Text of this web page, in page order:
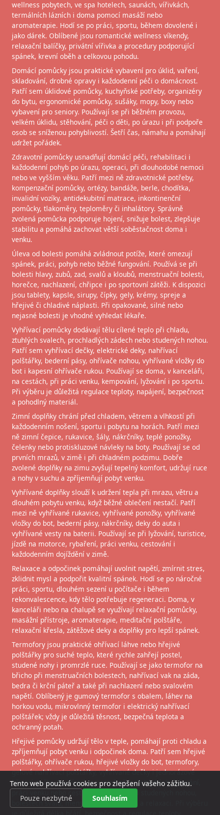
wellness pobytech, ve spa hotelech, saunách, vířivkách,
termálních lázních i doma pomocí masáží nebo
aromaterapie. Hodí se po práci, sportu, během dovolené i
jako dárek. Oblíbené jsou romantické wellness víkendy,
relaxační balíčky, privátní vířivka a procedury podporující
spánek, krevní oběh a celkovou pohodu.
Domácí pomůcky jsou praktické vybavení pro úklid, vaření,
skladování, drobné opravy i každodenní péči o domácnost.
Patří sem úklidové pomůcky, kuchyňské potřeby, organizéry
do bytu, ergonomické pomůcky, sušáky, mopy, boxy nebo
vybavení pro seniory. Používají se při běžném provozu,
velkém úklidu, stěhování, péči o děti, po úrazu i při podpoře
osob se sníženou pohyblivostí. Šetří čas, námahu a pomáhají
udržet pořádek.
Zdravotní pomůcky usnadňují domácí péči, rehabilitaci i
každodenní pohyb po úrazu, operaci, při dlouhodobé nemoci
nebo ve vyšším věku. Patří mezi ně zdravotnické potřeby,
kompenzační pomůcky, ortézy, bandáže, berle, chodítka,
invalidní vozíky, antidekubitní matrace, inkontinenční
pomůcky, tlakoměry, teploměry či inhalátory. Správně
zvolená pomůcka podporuje hojení, snižuje bolest, zlepšuje
stabilitu a pomáhá zachovat větší soběstačnost doma i
venku.
Úleva od bolesti pomáhá zvládnout potíže, které omezují
spánek, práci, pohyb nebo běžné fungování. Používá se při
bolesti hlavy, zubů, zad, svalů a kloubů, menstruační bolesti,
horečce, nachlazení, chřipce i po sportovní zátěži. K dispozici
jsou tablety, kapsle, sirupy, čípky, gely, krémy, spreje a
hřejivé či chladivé náplasti. Při opakované, silné nebo
nejasné bolesti je vhodné vyhledat lékaře.
Vyhřívací pomůcky dodávají tělu cílené teplo při chladu,
ztuhlých svalech, prochladlých zádech nebo studených nohou.
Patří sem vyhřívací dečky, elektrické deky, nahřívací
polštářky, bederní pásy, ohřívače nohou, vyhřívané vložky do
bot i kapesní ohřívače rukou. Používají se doma, v kanceláři,
na cestách, při práci venku, kempování, lyžování i po sportu.
Při výběru je důležitá regulace teploty, napájení, bezpečnost
a pohodlný materiál.
Zimní doplňky chrání před chladem, větrem a vlhkostí při
každodenním nošení, sportu i pobytu na horách. Patří mezi
ně zimní čepice, rukavice, šály, nákrčníky, teplé ponožky,
čelenky nebo protiskluzové návleky na boty. Používají se od
prvních mrazů, v zimě i při chladném podzimu. Dobře
zvolené doplňky na zimu zvyšují tepelný komfort, udržují ruce
a nohy v suchu a zpříjemňují pobyt venku.
Vyhřívané doplňky slouží k udržení tepla při mrazu, větru a
dlouhém pobytu venku, když běžné oblečení nestačí. Patří
mezi ně vyhřívané rukavice, vyhřívané ponožky, vyhřívané
vložky do bot, bederní pásy, nákrčníky, deky do auta i
vyhřívané vesty na baterii. Používají se při lyžování, turistice,
jízdě na motorce, rybaření, práci venku, cestování i
každodenním dojíždění v zimě.
Relaxace a odpočinek pomáhají uvolnit napětí, zmírnit stres,
zklidnit mysl a podpořit kvalitní spánek. Hodí se po náročné
práci, sportu, dlouhém sezení u počítače i během
rekonvalescence, kdy tělo potřebuje regeneraci. Doma, v
kanceláři nebo na chalupě se využívají relaxační pomůcky,
masážní přístroje, aromaterapie, meditační polštáře,
relaxační křesla, zátěžové deky a doplňky pro lepší spánek.
Termofory jsou praktické ohřívací láhve nebo hřejivé
polštářky pro suché teplo, které rychle zahřejí postel,
studené nohy i promrzlé ruce. Používají se jako termofor na
břicho při menstruačních bolestech, nahřívací vak na záda,
bedra či krční páteř a také při nachlazení nebo svalovém
napětí. Oblíbený je gumový termofor s obalem, láhev na
horkou vodu, mikrovlnný termofor i elektrický nahřívací
polštářek; vždy je důležitá těsnost, bezpečná teplota a
ochranný potah.
Hřejivé pomůcky udržují tělo v teple, pomáhají proti chladu a
zpříjemňují pobyt venku i odpočinek doma. Patří sem hřejivé
polštářky, ohřívače rukou, hřejivé vložky do bot, termofory,
gelové nahřívací polštářky, vyhřívané dečky i jednorázové
hřejivé sáčky. Používají se v zimě při procházkách, lyžování,
práci venku nebo cestování, ale také při studených nohou,
bolestech svalů, menstruačních křečích a relaxaci. Při výběru
Tento web používá cookies pro zlepšení vašeho zážitku.
Pouze nezbytné
Souhlasím